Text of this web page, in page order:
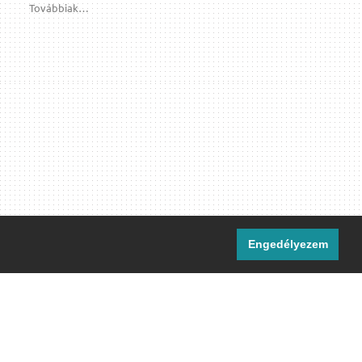
Engedélyezem
Továbbiak…